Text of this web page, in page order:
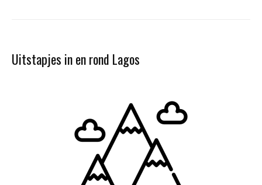
Uitstapjes in en rond Lagos